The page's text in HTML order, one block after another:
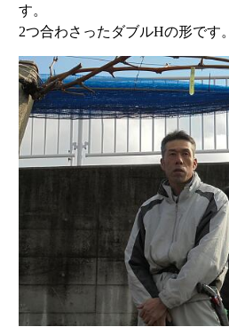
す。
2つ合わさったダブルHの形です。